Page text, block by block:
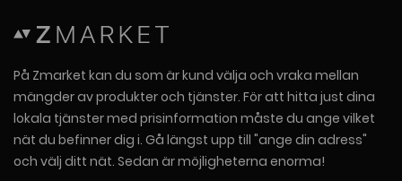
På Zmarket kan du som är kund välja och vraka mellan
mängder av produkter och tjänster. För att hitta just dina
lokala tjänster med prisinformation måste du ange vilket
nät du befinner dig i. Gå längst upp till "ange din adress"
och välj ditt nät. Sedan är möjligheterna enorma!